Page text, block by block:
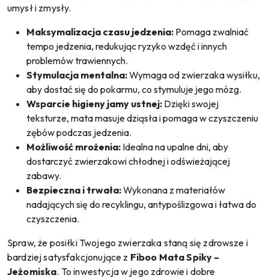
umysł i zmysły.
Maksymalizacja czasu jedzenia: Pomaga zwalniać
tempo jedzenia, redukując ryzyko wzdęć i innych
problemów trawiennych.
Stymulacja mentalna:Wymaga od zwierzaka wysiłku,
aby dostać się do pokarmu, co stymuluje jego mózg.
Wsparcie higieny jamy ustnej: Dzięki swojej
teksturze, mata masuje dziąsła i pomaga w czyszczeniu
zębów podczas jedzenia.
Możliwość mrożenia: Idealna na upalne dni, aby
dostarczyć zwierzakowi chłodnej i odświeżającej
zabawy.
Bezpieczna i trwała:Wykonana z materiałów
nadających się do recyklingu, antypoślizgowa i łatwa do
czyszczenia.
Spraw, że posiłki Twojego zwierzaka staną się zdrowsze i
bardziej satysfakcjonujące z Fiboo Mata Spiky –
Jeżomiska. To inwestycja w jego zdrowie i dobre